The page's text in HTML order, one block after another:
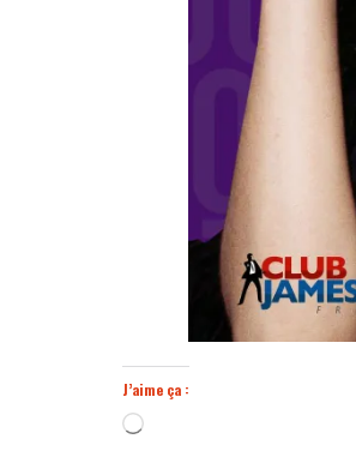
J’aime ça :
Chargement…